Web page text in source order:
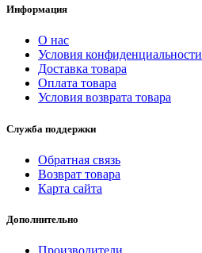
Информация
О нас
Условия конфиденциальности
Доставка товара
Оплата товара
Условия возврата товара
Служба поддержки
Обратная связь
Возврат товара
Карта сайта
Дополнительно
Производители